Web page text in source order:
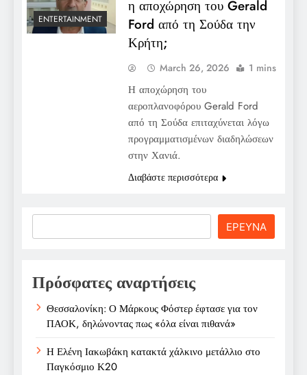
ENTERTAINMENT
η αποχώρηση του Gerald
Ford από τη Σούδα την
Κρήτη;
March 26, 2026 1 mins
Η αποχώρηση του
αεροπλανοφόρου Gerald Ford
από τη Σούδα επιταχύνεται λόγω
προγραμματισμένων διαδηλώσεων
στην Χανιά.
Διαβάστε περισσότερα
ΕΡΕΥΝΑ
Πρόσφατες αναρτήσεις
Θεσσαλονίκη: Ο Μάρκους Φόστερ έφτασε για τον
ΠΑΟΚ, δηλώνοντας πως «όλα είναι πιθανά»
Η Ελένη Ιακωβάκη κατακτά χάλκινο μετάλλιο στο
Παγκόσμιο Κ20